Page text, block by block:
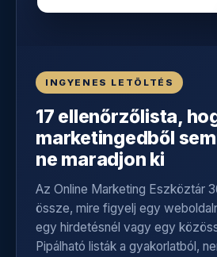
INGYENES LETÖLTÉS
17 ellenőrzőlista,
marketingedből
ne maradjon ki
Az Online Marketing Eszköztár
össze, mire figyelj egy
egy hirdetésnél vagy egy
Pipálható listák a gyakorlatból,